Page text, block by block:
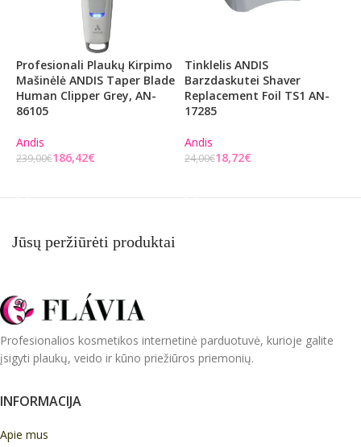
Profesionali Plaukų Kirpimo
Mašinėlė ANDIS Taper Blade
Human Clipper Grey, AN-
86105
Andis
239,00€186,42€
Tinklelis ANDIS
Barzdaskutei Shaver
Replacement Foil TS1 AN-
17285
Andis
24,00€18,72€
Jūsų peržiūrėti produktai
Profesionalios kosmetikos internetinė parduotuvė, kurioje galite
įsigyti plaukų, veido ir kūno priežiūros priemonių.
INFORMACIJA
Apie mus